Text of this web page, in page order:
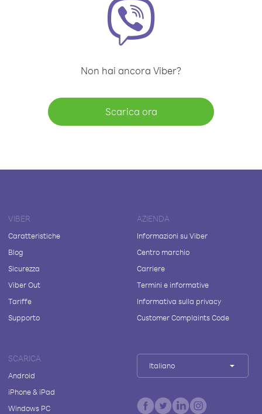
Non hai ancora Viber?
Scarica ora
VIBER
Caratteristiche
Blog
Sicurezza
Viber Out
Tariffe
Supporto
AZIENDA
Informazioni su Viber
Centro marchio
Carriere
Termini e informative
Informativa sulla privacy
Customer Complaints Code
SCARICA
Android
iPhone & iPad
Windows PC
Italiano